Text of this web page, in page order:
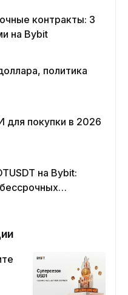
контракты: 3
на Bybit
политика
для покупки в 2026
на Bybit: